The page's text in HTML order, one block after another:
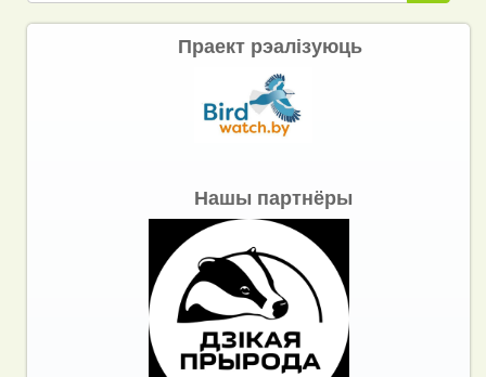
Праект рэалізуюць
Нашы партнёры